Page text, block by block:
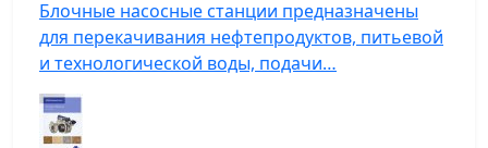
Блочные насосные станции предназначены
для перекачивания нефтепродуктов, питьевой
и технологической воды, подачи…